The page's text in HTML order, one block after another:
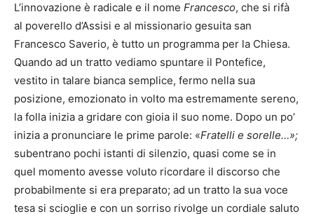
L’innovazione è radicale e il nome Francesco, che si rifà
al poverello d’Assisi e al missionario gesuita san
Francesco Saverio, è tutto un programma per la Chiesa.
Quando ad un tratto vediamo spuntare il Pontefice,
vestito in talare bianca semplice, fermo nella sua
posizione, emozionato in volto ma estremamente sereno,
la folla inizia a gridare con gioia il suo nome. Dopo un po’
inizia a pronunciare le prime parole: «Fratelli e sorelle…»;
subentrano pochi istanti di silenzio, quasi come se in
quel momento avesse voluto ricordare il discorso che
probabilmente si era preparato; ad un tratto la sua voce
tesa si scioglie e con un sorriso rivolge un cordiale saluto